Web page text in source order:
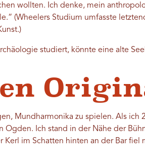
wollten. Ich denke, mein
(Wheelers Studium umfasste
studiert, könnte eine alte
Mundharmonika zu spielen. Als ich
Ogden. Ich stand in der Nähe der
im Schatten hinten an der Bar fiel